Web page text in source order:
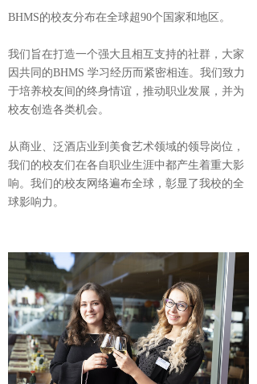
BHMS的校友分布在全球超90个国家和地区。
我们旨在打造一个强大且相互支持的社群，大家
因共同的BHMS 学习经历而紧密相连。我们致力
于培养校友间的终身情谊，推动职业发展，并为
校友创造各类机会。
从商业、泛酒店业到美食艺术领域的领导岗位，
我们的校友们在各自职业生涯中都产生着重大影
响。我们的校友网络遍布全球，彰显了我校的全
球影响力。